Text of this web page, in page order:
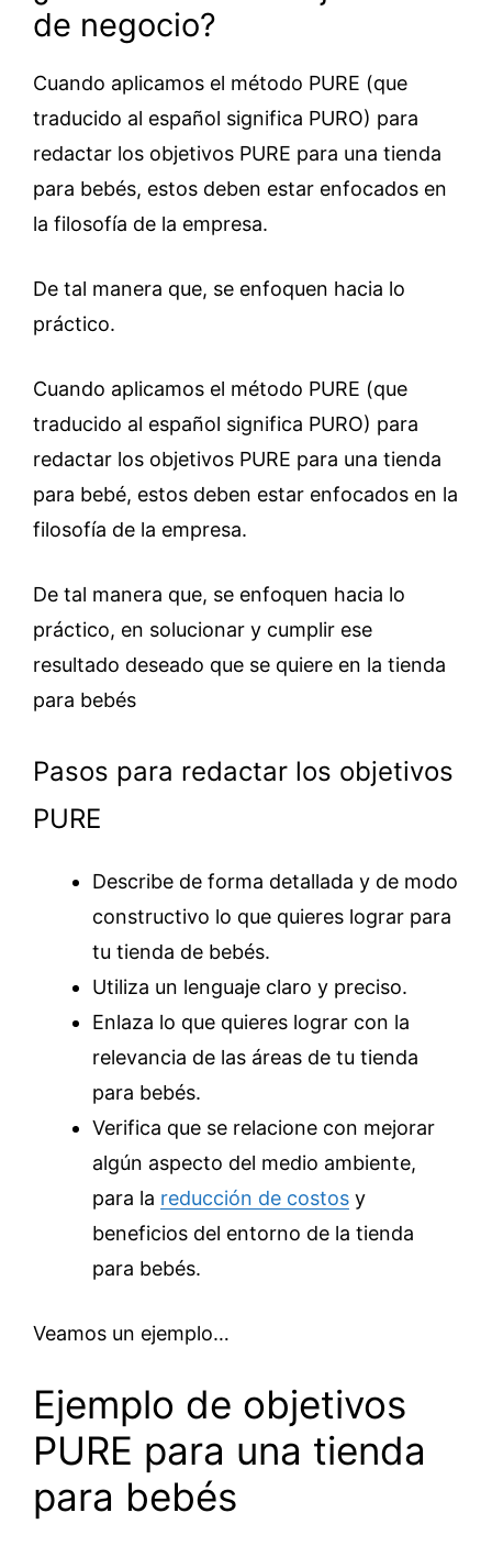
de negocio?
Cuando aplicamos el método PURE (que
traducido al español significa PURO) para
redactar los objetivos PURE para una tienda
para bebés, estos deben estar enfocados en
la filosofía de la empresa.
De tal manera que, se enfoquen hacia lo
práctico.
Cuando aplicamos el método PURE (que
traducido al español significa PURO) para
redactar los objetivos PURE para una tienda
para bebé, estos deben estar enfocados en la
filosofía de la empresa.
De tal manera que, se enfoquen hacia lo
práctico, en solucionar y cumplir ese
resultado deseado que se quiere en la tienda
para bebés
Pasos para redactar los objetivos
PURE
Describe de forma detallada y de modo
constructivo lo que quieres lograr para
tu tienda de bebés.
Utiliza un lenguaje claro y preciso.
Enlaza lo que quieres lograr con la
relevancia de las áreas de tu tienda
para bebés.
Verifica que se relacione con mejorar
algún aspecto del medio ambiente,
para la reducción de costos y
beneficios del entorno de la tienda
para bebés.
Veamos un ejemplo…
Ejemplo de objetivos
PURE para una tienda
para bebés